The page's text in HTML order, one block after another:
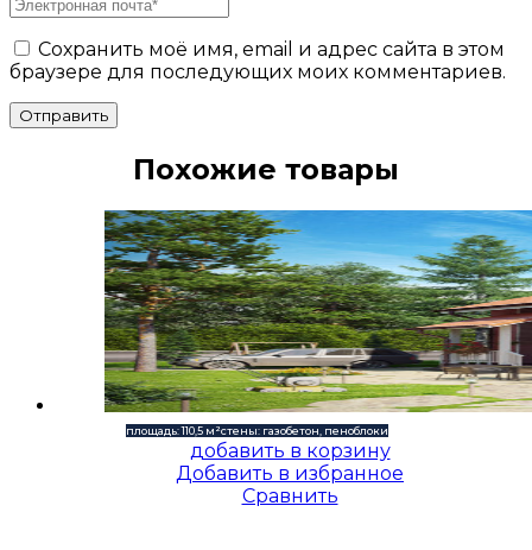
Сохранить моё имя, email и адрес сайта в этом
браузере для последующих моих комментариев.
Отправить
Похожие товары
площадь: 110,5 м²стены: газобетон, пеноблоки
добавить в корзину
Добавить в избранное
Сравнить